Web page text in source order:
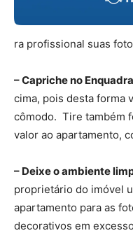
ra profissional suas
– Capriche no
cima, pois desta forma
cômodo. Tire também
valor ao apartamento,
– Deixe o ambiente
proprietário do imóvel
apartamento para as
decorativos em